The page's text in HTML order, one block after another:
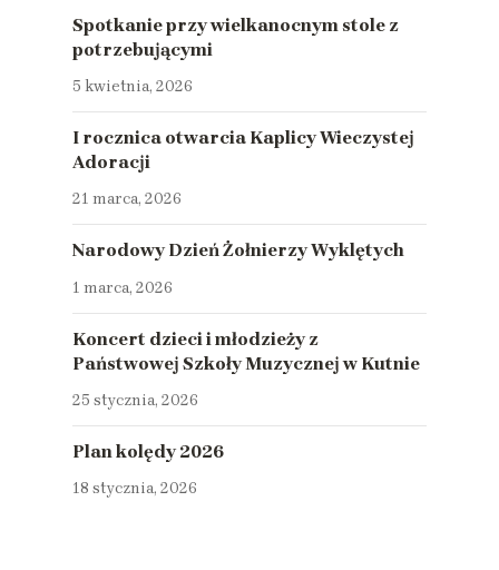
Spotkanie przy wielkanocnym stole z
potrzebującymi
5 kwietnia, 2026
I rocznica otwarcia Kaplicy Wieczystej
Adoracji
21 marca, 2026
Narodowy Dzień Żołnierzy Wyklętych
1 marca, 2026
Koncert dzieci i młodzieży z
Państwowej Szkoły Muzycznej w Kutnie
25 stycznia, 2026
Plan kolędy 2026
18 stycznia, 2026